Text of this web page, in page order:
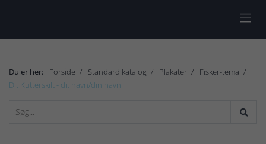

Du er her: Forside Standard katalog Plakater
Fisker-tema
Dit Kutterskilt - dit navn/din havn